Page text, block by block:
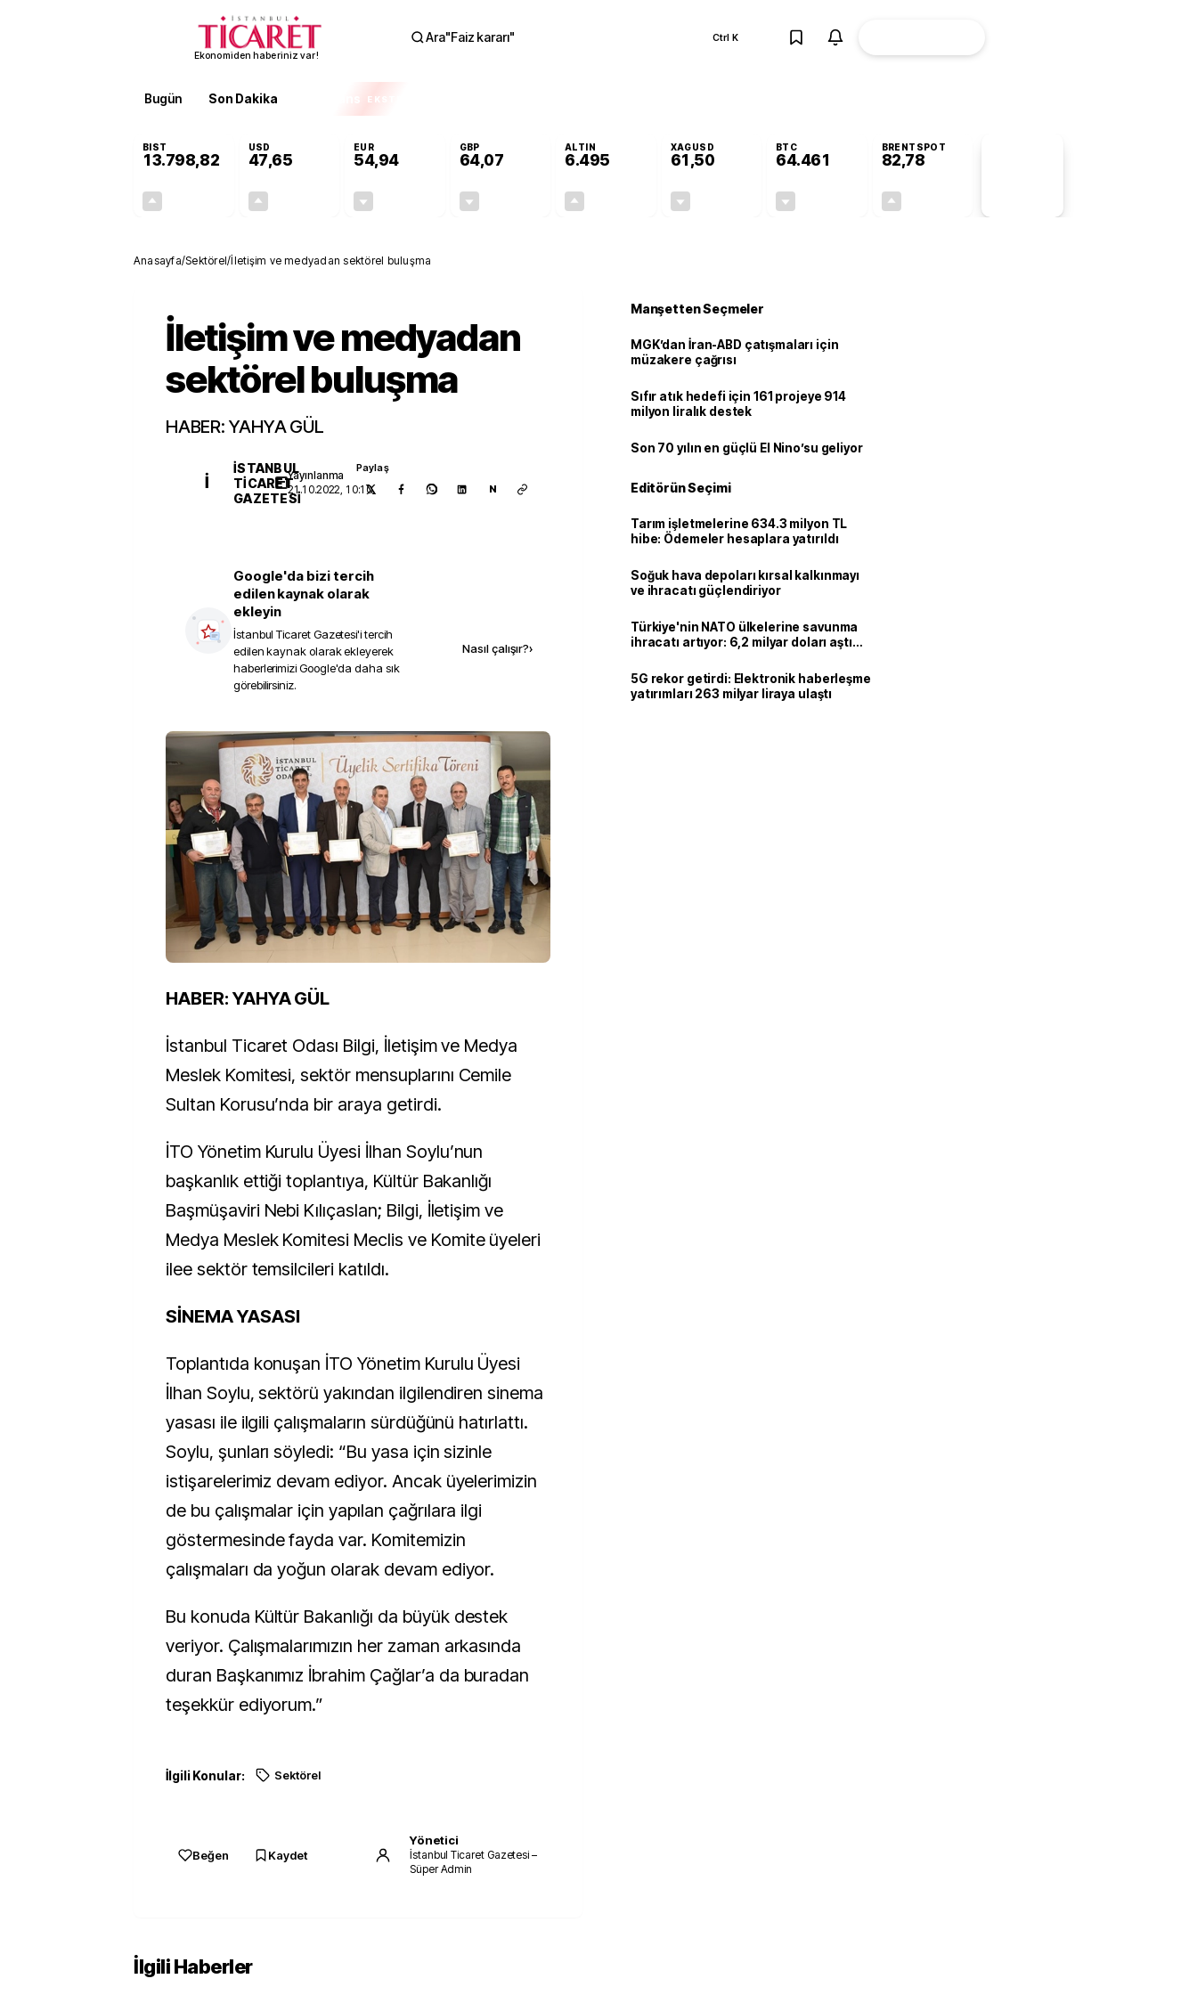
Ekonomiden haberiniz var!
Ara"Faiz kararı" Ctrl K
Bugün Son Dakika EKSTRA
BIST
13.798,82
USD
47,65
EUR
54,94
GBP
64,07
ALTIN
6.495
XAGUSD
61,50
BTC
64.461
BRENTSPOT
82,78
Anasayfa/Sektörel/İletişim ve medyadan sektörel buluşma
İletişim ve medyadan
sektörel buluşma
HABER: YAHYA GÜL
İ
İSTANBUL
TICARET
GAZETESI
Yayınlanma
21.10.2022, 10:10
Paylaş
N
Google'da bizi tercih
edilen kaynak olarak
ekleyin
İstanbul Ticaret Gazetesi'i tercih
edilen kaynak olarak ekleyerek
haberlerimizi Google'da daha sık
görebilirsiniz.
Nasıl çalışır?›
HABER: YAHYA GÜL
İstanbul Ticaret Odası Bilgi, İletişim ve Medya
Meslek Komitesi, sektör mensuplarını Cemile
Sultan Korusu’nda bir araya getirdi.
İTO Yönetim Kurulu Üyesi İlhan Soylu’nun
başkanlık ettiği toplantıya, Kültür Bakanlığı
Başmüşaviri Nebi Kılıçaslan; Bilgi, İletişim ve
Medya Meslek Komitesi Meclis ve Komite üyeleri
ilee sektör temsilcileri katıldı.
SİNEMA YASASI
Toplantıda konuşan İTO Yönetim Kurulu Üyesi
İlhan Soylu, sektörü yakından ilgilendiren sinema
yasası ile ilgili çalışmaların sürdüğünü hatırlattı.
Soylu, şunları söyledi: “Bu yasa için sizinle
istişarelerimiz devam ediyor. Ancak üyelerimizin
de bu çalışmalar için yapılan çağrılara ilgi
göstermesinde fayda var. Komitemizin
çalışmaları da yoğun olarak devam ediyor.
Bu konuda Kültür Bakanlığı da büyük destek
veriyor. Çalışmalarımızın her zaman arkasında
duran Başkanımız İbrahim Çağlar’a da buradan
teşekkür ediyorum.”
İlgili Konular: Sektörel
Beğen Kaydet
Yönetici
İstanbul Ticaret Gazetesi –
Süper Admin
Manşetten Seçmeler
MGK’dan İran-ABD çatışmaları için
müzakere çağrısı
Sıfır atık hedefi için 161 projeye 914
milyon liralık destek
Son 70 yılın en güçlü El Nino’su geliyor
Editörün Seçimi
Tarım işletmelerine 634.3 milyon TL
hibe: Ödemeler hesaplara yatırıldı
Soğuk hava depoları kırsal kalkınmayı
ve ihracatı güçlendiriyor
Türkiye'nin NATO ülkelerine savunma
ihracatı artıyor: 6,2 milyar doları aştı
5G rekor getirdi: Elektronik haberleşme
yatırımları 263 milyar liraya ulaştı
İlgili Haberler